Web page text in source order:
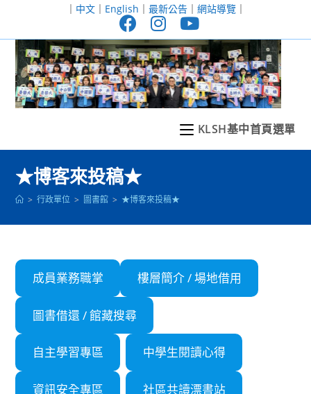
至
｜ 中文｜ English ｜ 最新公告｜ 網站導覽｜
KLSH基中首頁選單
★博客來投稿★
> 行政單位 > 圖書館 > ★博客來投稿★
成員業務職掌 樓層簡介 / 場地借用
圖書借還 / 館藏搜尋
自主學習專區 中學生閱讀心得
資訊安全專區 社區共讀漂書站